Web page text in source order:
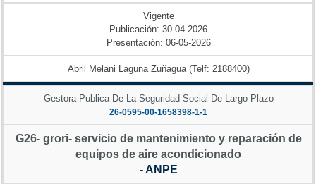
Vigente
Publicación: 30-04-2026
Presentación: 06-05-2026
Abril Melani Laguna Zuñagua (Telf: 2188400)
Gestora Publica De La Seguridad Social De Largo Plazo
26-0595-00-1658398-1-1
G26- grori- servicio de mantenimiento y reparación de
equipos de aire acondicionado
- ANPE